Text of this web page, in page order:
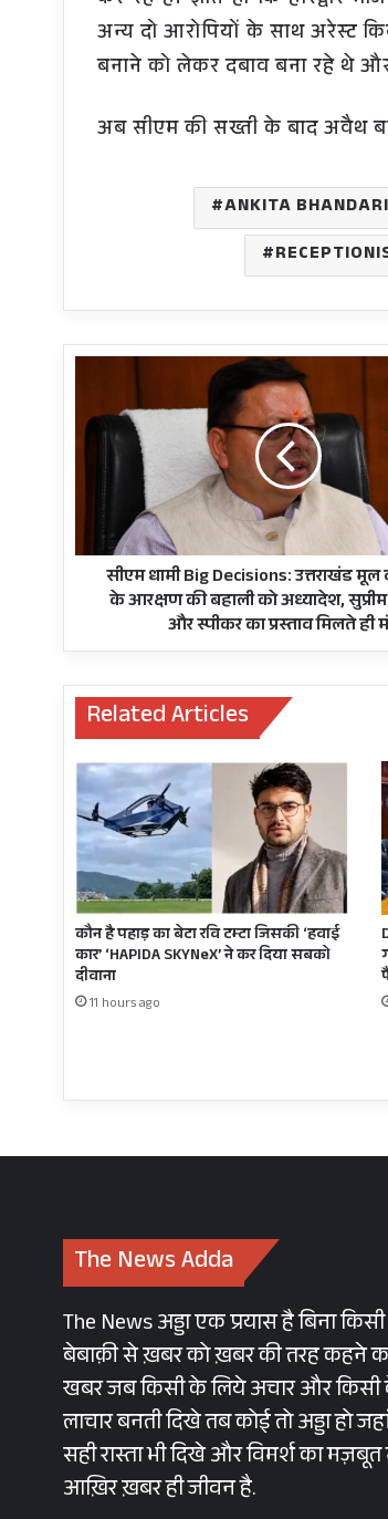
अन्य दो आरोपियों के साथ अरेस्ट
बनाने को लेकर दबाव बना रहे थे
अब सीएम की सख्ती के बाद अवैथ
ANKITA
Big
Decisions:
उत्तराखंड
महिलाओं
के
आरक्षण
को
सुप्रीम
कोर्ट
में
SLP
और
स्पीकर
का
प्रस्ताव
मिलते
ही
मंजूर
सीएम धामी Big Decisions: उत्तराखंड
के आरक्षण की बहाली को अध्यादेश, सुप्रीम
और स्पीकर का प्रस्ताव मिलते ही
Related Articles
कौन है पहाड़ का बेटा रवि टम्टा जिसकी ‘हवाई
कार’ ‘HAPIDA SKYNeX’ ने कर दिया सबको
दीवाना
11 hours ago
The News Adda
The News अड्डा एक प्रयास है बिना किसी
बेबाक़ी से ख़बर को ख़बर की तरह कहने
खबर जब किसी के लिये अचार और
लाचार बनती दिखे तब कोई तो अड्डा हो
सही रास्ता भी दिखे और विमर्श का
आख़िर ख़बर ही जीवन है.